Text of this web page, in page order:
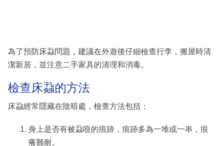
為了預防床蝨問題，建議在外遊後仔細檢查行李，搬屋時清
潔新居，並注意二手家具的清理和消毒。
檢查床蝨的方法
床蝨經常隱藏在陰暗處，檢查方法包括：
身上是否有被蝨咬的痕跡，痕跡多為一堆或一串，痕
癢難耐。